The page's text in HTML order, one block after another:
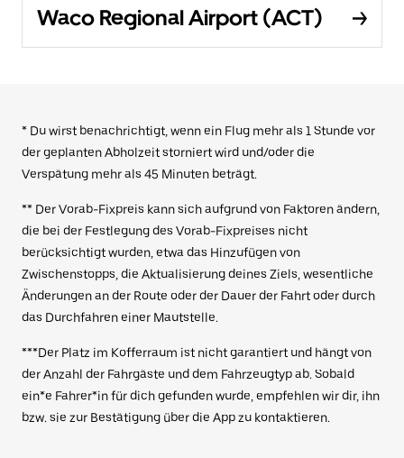
Waco Regional Airport (ACT)
* Du wirst benachrichtigt, wenn ein Flug mehr als 1 Stunde vor
der geplanten Abholzeit storniert wird und/oder die
Verspätung mehr als 45 Minuten beträgt.
** Der Vorab-Fixpreis kann sich aufgrund von Faktoren ändern,
die bei der Festlegung des Vorab-Fixpreises nicht
berücksichtigt wurden, etwa das Hinzufügen von
Zwischenstopps, die Aktualisierung deines Ziels, wesentliche
Änderungen an der Route oder der Dauer der Fahrt oder durch
das Durchfahren einer Mautstelle.
***Der Platz im Kofferraum ist nicht garantiert und hängt von
der Anzahl der Fahrgäste und dem Fahrzeugtyp ab. Sobald
ein*e Fahrer*in für dich gefunden wurde, empfehlen wir dir, ihn
bzw. sie zur Bestätigung über die App zu kontaktieren.